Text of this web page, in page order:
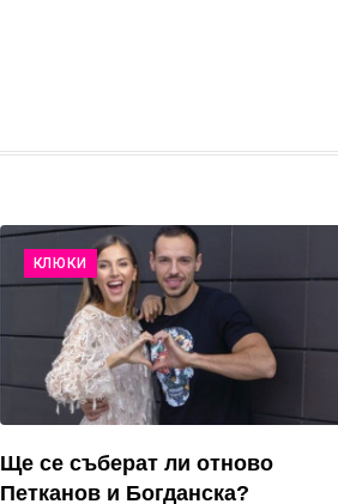
КЛЮКИ
Ще се съберат ли отново
Петканов и Богданска?